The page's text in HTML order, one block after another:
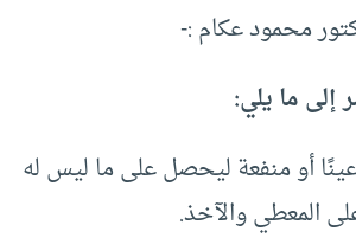
محمود عكام :-
إلى ما يلي:
أو منفعة ليحصل على ما ليس له
المعطي والآخذ.